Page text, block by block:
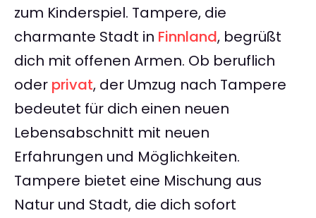
zum Kinderspiel. Tampere, die
charmante Stadt in Finnland, begrüßt
dich mit offenen Armen. Ob beruflich
oder privat, der Umzug nach Tampere
bedeutet für dich einen neuen
Lebensabschnitt mit neuen
Erfahrungen und Möglichkeiten.
Tampere bietet eine Mischung aus
Natur und Stadt, die dich sofort